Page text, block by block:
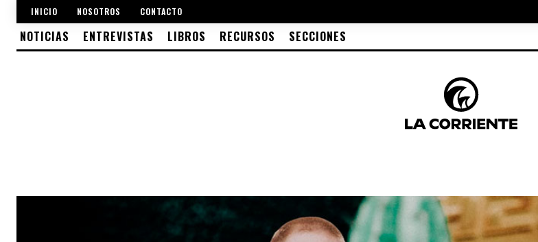
INICIO NOSOTROS CONTACTO
NOTICIAS ENTREVISTAS LIBROS RECURSOS SECCIONES